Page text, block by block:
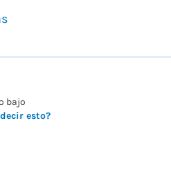
bajo
esto?